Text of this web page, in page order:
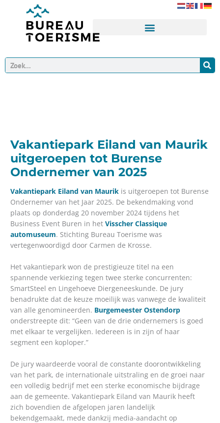
Zoeken
Vakantiepark Eiland van Maurik
uitgeroepen tot Burense
Ondernemer van 2025
Vakantiepark Eiland van Maurik is uitgeroepen tot Burense
Ondernemer van het Jaar 2025. De bekendmaking vond
plaats op donderdag 20 november 2024 tijdens het
Business Event Buren in hetVisscher Classique
automuseum. Stichting Bureau Toerisme was
vertegenwoordigd door Carmen de Krosse.
Het vakantiepark won de prestigieuze titel na een
spannende verkiezing tegen twee sterke concurrenten:
SmartSteel en Lingehoeve Diergeneeskunde. De jury
benadrukte dat de keuze moeilijk was vanwege de kwaliteit
van alle genomineerden. Burgemeester Ostendorp
onderstreepte dit: “Geen van de drie ondernemers is goed
met elkaar te vergelijken. Iedereen is in zijn of haar
segment een koploper.”
De jury waardeerde vooral de constante doorontwikkeling
van het park, de internationale uitstraling en de groei naar
een volledig bedrijf met een sterke economische bijdrage
aan de gemeente. Vakantiepark Eiland van Maurik heeft
zich bovendien de afgelopen jaren landelijk
bekendgemaakt, mede dankzij media-aandacht op